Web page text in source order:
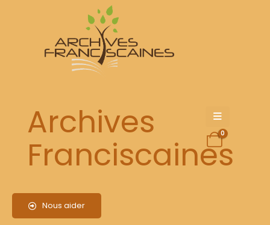
Archives
Franciscaines
Nous aider
0